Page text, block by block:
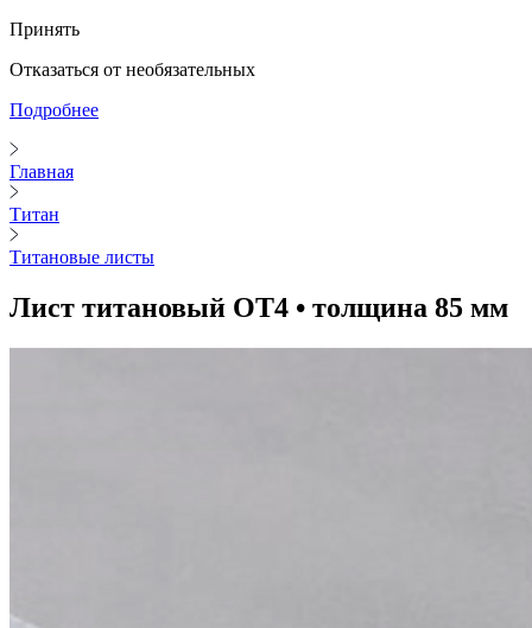
Принять
Отказаться от необязательных
Подробнее
Главная
Титан
Титановые листы
Лист титановый ОТ4 • толщина 85 мм